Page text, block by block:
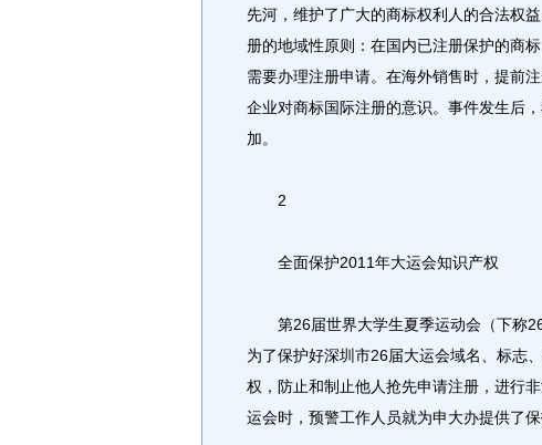
先河，维护了广大的商标权利人的合法权
册的地域性原则：在国内已注册保护的商
需要办理注册申请。在海外销售时，提前
企业对商标国际注册的意识。事件发生后
加。
2
全面保护2011年大运会知识产权
第26届世界大学生夏季运动会（下称26
为了保护好深圳市26届大运会域名、标志
权，防止和制止他人抢先申请注册，进行
运会时，预警工作人员就为申大办提供了保